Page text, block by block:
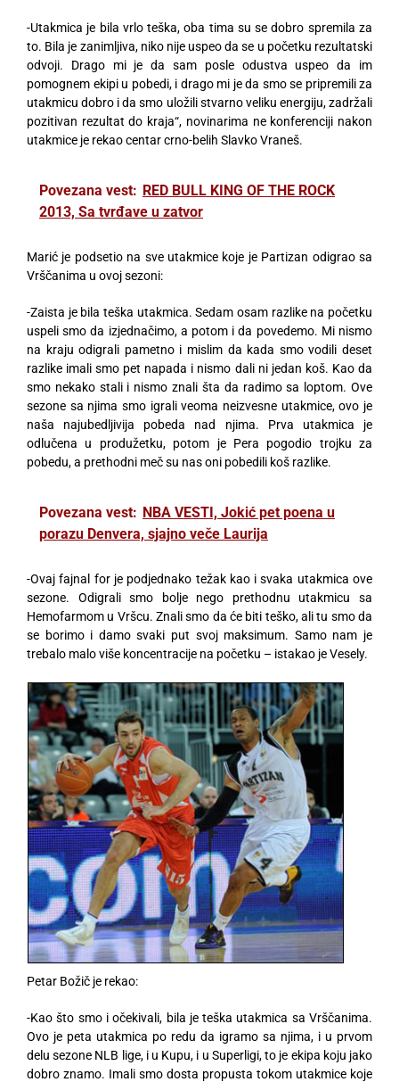
-Utakmica je bila vrlo teška, oba tima su se dobro spremila za
to. Bila je zanimljiva, niko nije uspeo da se u početku rezultatski
odvoji. Drago mi je da sam posle odustva uspeo da im
pomognem ekipi u pobedi, i drago mi je da smo se pripremili za
utakmicu dobro i da smo uložili stvarno veliku energiju, zadržali
pozitivan rezultat do kraja“, novinarima ne konferenciji nakon
utakmice je rekao centar crno-belih Slavko Vraneš.
Povezana vest: RED BULL KING OF THE ROCK
2013, Sa tvrđave u zatvor
Marić je podsetio na sve utakmice koje je Partizan odigrao sa
Vrščanima u ovoj sezoni:
-Zaista je bila teška utakmica. Sedam osam razlike na početku
uspeli smo da izjednačimo, a potom i da povedemo. Mi nismo
na kraju odigrali pametno i mislim da kada smo vodili deset
razlike imali smo pet napada i nismo dali ni jedan koš. Kao da
smo nekako stali i nismo znali šta da radimo sa loptom. Ove
sezone sa njima smo igrali veoma neizvesne utakmice, ovo je
naša najubedljivija pobeda nad njima. Prva utakmica je
odlučena u produžetku, potom je Pera pogodio trojku za
pobedu, a prethodni meč su nas oni pobedili koš razlike.
Povezana vest: NBA VESTI, Jokić pet poena u
porazu Denvera, sjajno veče Laurija
-Ovaj fajnal for je podjednako težak kao i svaka utakmica ove
sezone. Odigrali smo bolje nego prethodnu utakmicu sa
Hemofarmom u Vršcu. Znali smo da će biti teško, ali tu smo da
se borimo i damo svaki put svoj maksimum. Samo nam je
trebalo malo više koncentracije na početku – istakao je Vesely.
Petar Božič je rekao:
-Kao što smo i očekivali, bila je teška utakmica sa Vrščanima.
Ovo je peta utakmica po redu da igramo sa njima, i u prvom
delu sezone NLB lige, i u Kupu, i u Superligi, to je ekipa koju jako
dobro znamo. Imali smo dosta propusta tokom utakmice koje